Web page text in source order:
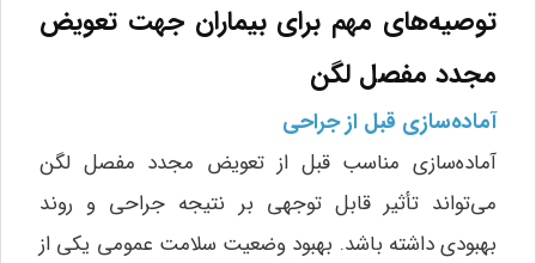
توصیه‌های مهم برای بیماران جهت تعویض
مجدد مفصل لگن
آماده‌سازی قبل از جراحی
آماده‌سازی مناسب قبل از تعویض مجدد مفصل لگن
می‌تواند تأثیر قابل توجهی بر نتیجه جراحی و روند
بهبودی داشته باشد. بهبود وضعیت سلامت عمومی یکی از